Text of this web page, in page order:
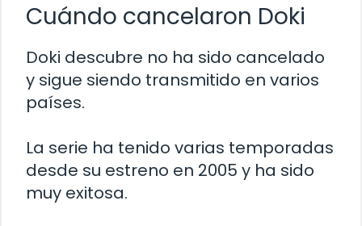
Cuándo cancelaron Doki
Doki descubre no ha sido cancelado
y sigue siendo transmitido en varios
países.
La serie ha tenido varias temporadas
desde su estreno en 2005 y ha sido
muy exitosa.